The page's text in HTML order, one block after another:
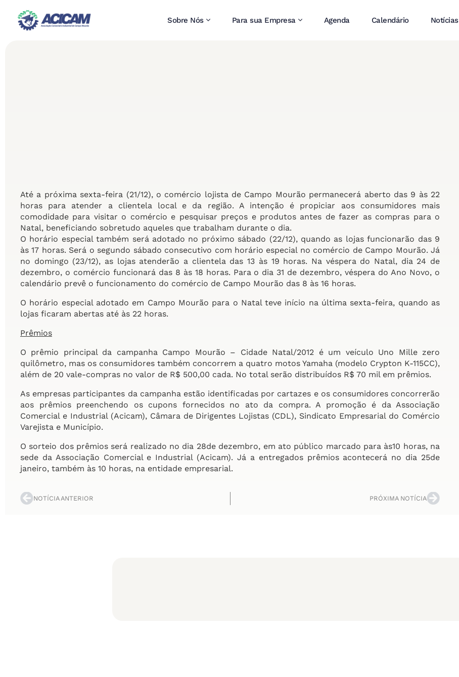
Sobre Nós Para sua Empresa Agenda Calendário Notícias
Até a próxima sexta-feira (21/12), o comércio lojista de Campo Mourão permanecerá aberto das 9 às 22
horas para atender a clientela local e da região. A intenção é propiciar aos consumidores mais
comodidade para visitar o comércio e pesquisar preços e produtos antes de fazer as compras para o
Natal, beneficiando sobretudo aqueles que trabalham durante o dia.
O horário especial também será adotado no próximo sábado (22/12), quando as lojas funcionarão das 9
às 17 horas. Será o segundo sábado consecutivo com horário especial no comércio de Campo Mourão. Já
no domingo (23/12), as lojas atenderão a clientela das 13 às 19 horas. Na véspera do Natal, dia 24 de
dezembro, o comércio funcionará das 8 às 18 horas. Para o dia 31 de dezembro, véspera do Ano Novo, o
calendário prevê o funcionamento do comércio de Campo Mourão das 8 às 16 horas.
O horário especial adotado em Campo Mourão para o Natal teve início na última sexta-feira, quando as
lojas ficaram abertas até às 22 horas.
Prêmios
O prêmio principal da campanha Campo Mourão – Cidade Natal/2012 é um veículo Uno Mille zero
quilômetro, mas os consumidores também concorrem a quatro motos Yamaha (modelo Crypton K-115CC),
além de 20 vale-compras no valor de R$ 500,00 cada. No total serão distribuídos R$ 70 mil em prêmios.
As empresas participantes da campanha estão identificadas por cartazes e os consumidores concorrerão
aos prêmios preenchendo os cupons fornecidos no ato da compra. A promoção é da Associação
Comercial e Industrial (Acicam), Câmara de Dirigentes Lojistas (CDL), Sindicato Empresarial do Comércio
Varejista e Município.
O sorteio dos prêmios será realizado no dia 28de dezembro, em ato público marcado para às10 horas, na
sede da Associação Comercial e Industrial (Acicam). Já a entregados prêmios acontecerá no dia 25de
janeiro, também às 10 horas, na entidade empresarial.
NOTÍCIA ANTERIOR PRÓXIMA NOTÍCIA